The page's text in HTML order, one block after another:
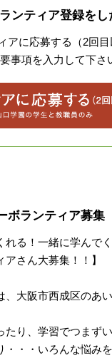
ンティア登録をし
アに応募する（2回目
事項を入力して下さ
ボランティア募集
れる！一緒に学んで
さん大募集！！】
、大阪市西成区のあ
たり、学習でつまず
・・・いろんな悩み